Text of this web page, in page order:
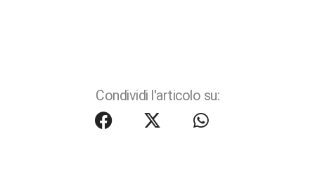
Condividi l'articolo su: